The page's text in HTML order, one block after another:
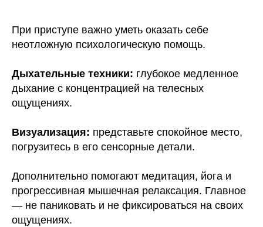
При приступе важно уметь оказать себе
неотложную психологическую помощь.
Дыхательные техники: глубокое медленное
дыхание с концентрацией на телесных
ощущениях.
Визуализация: представьте спокойное место,
погрузитесь в его сенсорные детали.
Дополнительно помогают медитация, йога и
прогрессивная мышечная релаксация. Главное
— не паниковать и не фиксироваться на своих
ощущениях.